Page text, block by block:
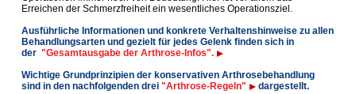
Erreichen der Schmerzfreiheit ein wesentliches Operations­ziel.
Ausführliche Informationen und konkrete Verhaltenshinweise zu allen
Behandlungsarten und gezielt für jedes Gelenk finden sich in
der "Gesamtausgabe der Arthrose-Infos".
Wichtige Grundprinzipien der konservativen Arthrosebehandlung
sind in den nachfolgenden drei "Arthrose-Regeln" dargestellt.